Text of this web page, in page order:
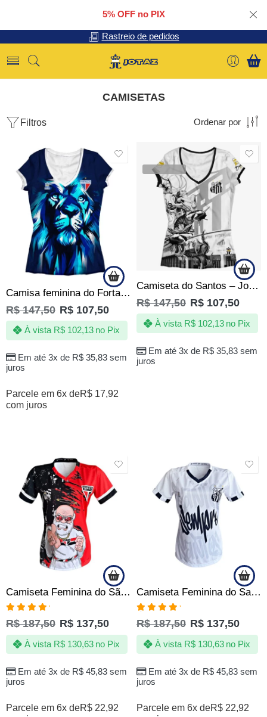
5% OFF no PIX
Rastreio de pedidos
CAMISETAS
Filtros Ordenar por
Camisa feminina do Fortaleza – Jotaz – Leão Celeste
R$147,50 R$ 107,50
Em até 3x de R$35,83sem
juros
À vista R$102,13 no Pix
Parcele em 6x deR$ 17,92
com juros
VENDIDOS
Camiseta do Santos – Jotaz – Sereias da vila Rainhas do mar – Feminina
R$147,50 R$ 107,50
Em até 3x de R$35,83sem
juros
À vista R$102,13 no Pix
Camiseta Feminina do São Paulo FC SPFC Torcedora Oficial
Avaliação
5.00de 5
R$187,50 R$ 137,50
Em até 3x de R$45,83sem
juros
À vista R$130,63 no Pix
Parcele em 6x deR$ 22,92
Camiseta Feminina do Santos FC Torcedora Peixe Oficial
Avaliação
5.00de 5
R$187,50 R$ 137,50
Em até 3x de R$45,83sem
juros
À vista R$130,63 no Pix
Parcele em 6x deR$ 22,92